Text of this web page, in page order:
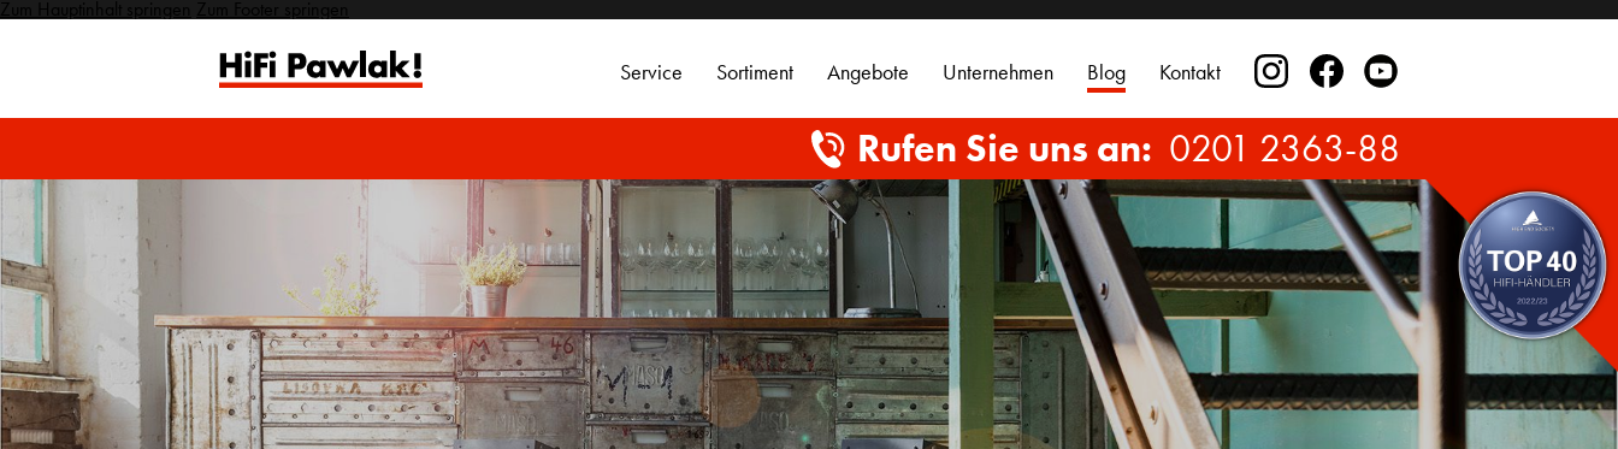
Zum Hauptinhalt springen Zum Footer springen
Service Sortiment Angebote Unternehmen Blog Kontakt
Rufen Sie uns an: 0201 2363-88